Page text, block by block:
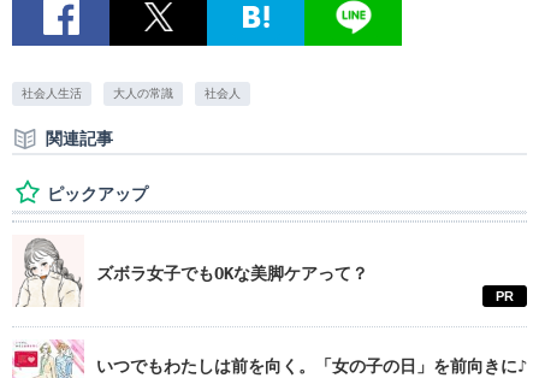
社会人生活 大人の常識 社会人
関連記事
ピックアップ
ズボラ女子でもOKな美脚ケアって？
PR
いつでもわたしは前を向く。「女の子の日」を前向きに♪